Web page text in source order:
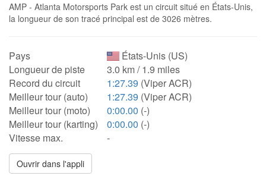
AMP - Atlanta Motorsports Park est un circuit situé en États-Unis,
la longueur de son tracé principal est de 3026 mètres.
Pays
États-Unis (US)
Longueur de piste
3.0 km / 1.9 miles
Record du circuit
1:27.39 (Viper ACR)
Meilleur tour (auto)
1:27.39 (Viper ACR)
Meilleur tour (moto)
0:00.00 (-)
Meilleur tour (karting)
0:00.00 (-)
Vitesse max.
-
Ouvrir dans l'appli